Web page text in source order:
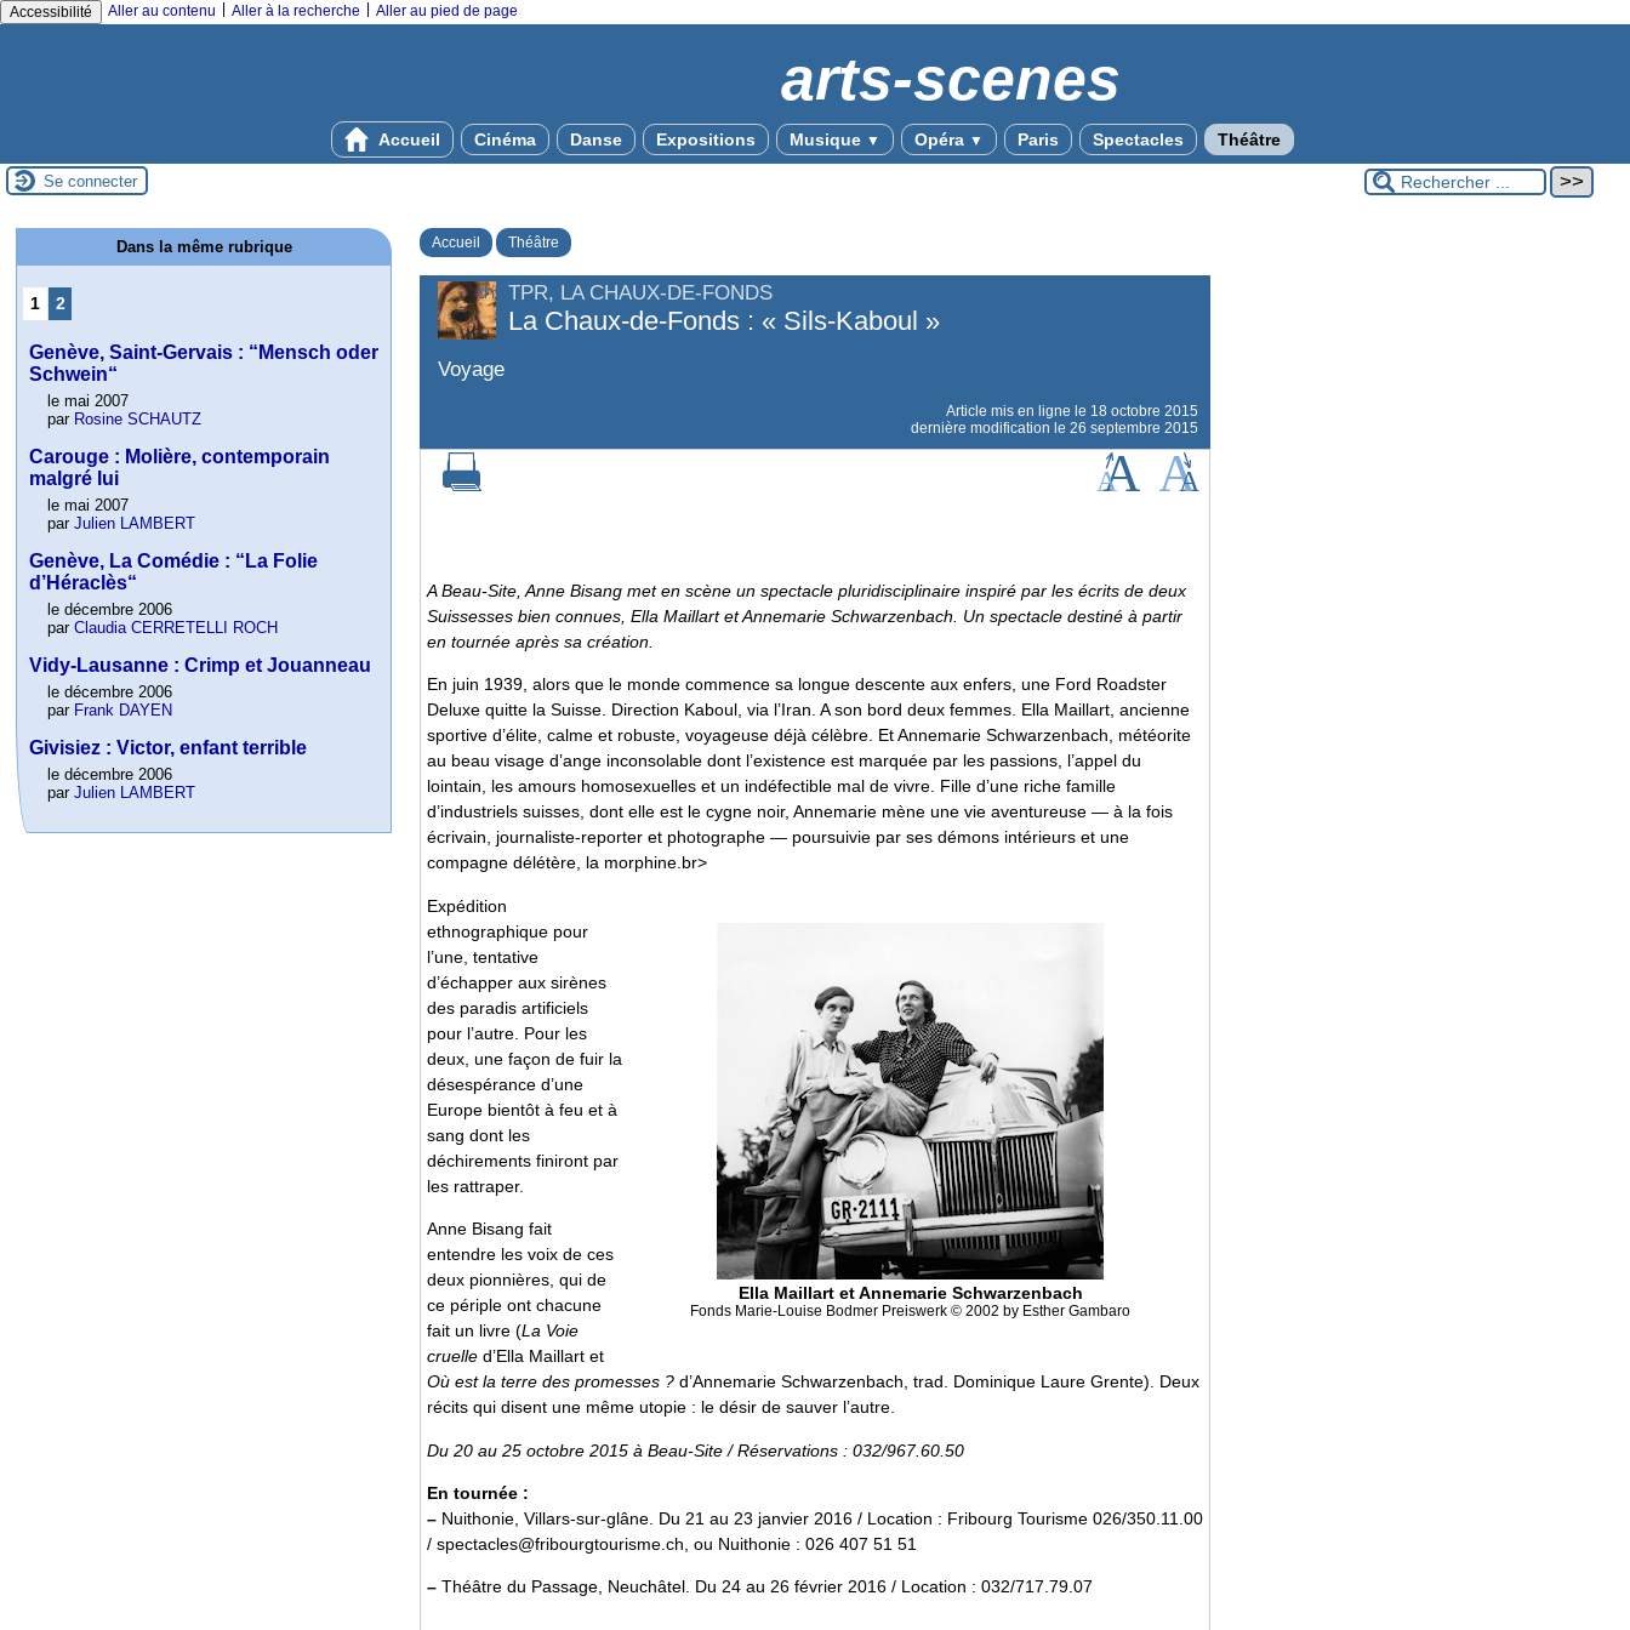
Accessibilité Aller au contenu Aller à la recherche Aller au pied de page
arts-scenes
Accueil Cinéma Danse Expositions Musique ▼ Opéra ▼ Paris Spectacles Théâtre
Se connecter
Accueil Théâtre
TPR, LA CHAUX-DE-FONDS
La Chaux-de-Fonds : « Sils-Kaboul »
Voyage
Article mis en ligne le 18 octobre 2015
dernière modification le 26 septembre 2015
A Beau-Site, Anne Bisang met en scène un spectacle pluridisciplinaire inspiré par les écrits de deux
Suissesses bien connues, Ella Maillart et Annemarie Schwarzenbach. Un spectacle destiné à partir
en tournée après sa création.
En juin 1939, alors que le monde commence sa longue descente aux enfers, une Ford Roadster
Deluxe quitte la Suisse. Direction Kaboul, via l’Iran. A son bord deux femmes. Ella Maillart, ancienne
sportive d’élite, calme et robuste, voyageuse déjà célèbre. Et Annemarie Schwarzenbach, météorite
au beau visage d’ange inconsolable dont l’existence est marquée par les passions, l’appel du
lointain, les amours homosexuelles et un indéfectible mal de vivre. Fille d’une riche famille
d’industriels suisses, dont elle est le cygne noir, Annemarie mène une vie aventureuse — à la fois
écrivain, journaliste-reporter et photographe — poursuivie par ses démons intérieurs et une
compagne délétère, la morphine.br>
Ella Maillart et Annemarie Schwarzenbach
Fonds Marie-Louise Bodmer Preiswerk © 2002 by Esther Gambaro
Expédition
ethnographique pour
l’une, tentative
d’échapper aux sirènes
des paradis artificiels
pour l’autre. Pour les
deux, une façon de fuir la
désespérance d’une
Europe bientôt à feu et à
sang dont les
déchirements finiront par
les rattraper.
Anne Bisang fait
entendre les voix de ces
deux pionnières, qui de
ce périple ont chacune
fait un livre (La Voie
cruelle d’Ella Maillart et
Où est la terre des promesses ? d’Annemarie Schwarzenbach, trad. Dominique Laure Grente). Deux
récits qui disent une même utopie : le désir de sauver l’autre.
Du 20 au 25 octobre 2015 à Beau-Site / Réservations : 032/967.60.50
En tournée :
– Nuithonie, Villars-sur-glâne. Du 21 au 23 janvier 2016 / Location : Fribourg Tourisme 026/350.11.00
/ spectacles@fribourgtourisme.ch, ou Nuithonie : 026 407 51 51
– Théâtre du Passage, Neuchâtel. Du 24 au 26 février 2016 / Location : 032/717.79.07
Dans la même rubrique
1 2
Genève, Saint-Gervais : “Mensch oder
Schwein“
le mai 2007
par Rosine SCHAUTZ
Carouge : Molière, contemporain
malgré lui
le mai 2007
parJulien LAMBERT
Genève, La Comédie : “La Folie
d’Héraclès“
le décembre 2006
parClaudia CERRETELLI ROCH
Vidy-Lausanne : Crimp et Jouanneau
le décembre 2006
par Frank DAYEN
Givisiez : Victor, enfant terrible
le décembre 2006
parJulien LAMBERT